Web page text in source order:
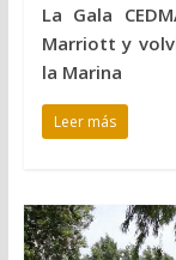
La Gala
Marriott y
la Marina
Leer más